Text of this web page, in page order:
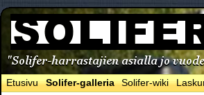
Etusivu Solifer-galleria Solifer-wiki